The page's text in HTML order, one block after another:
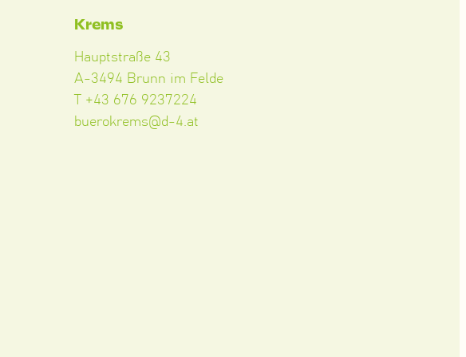
Krems
Hauptstraße 43
A-3494 Brunn im Felde
T +43 676 9237224
buerokrems@d-4.at